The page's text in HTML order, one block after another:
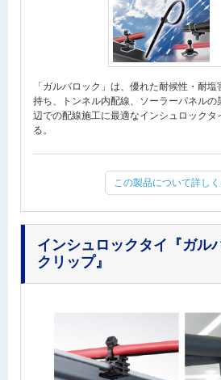
「ガルバロック」は、優れた耐候性・耐
持ち、トンネル内配線、ソーラーパネルの
辺での配線施工に最適なインシュロックタ
る。
この製品について詳し
インシュロックタイ 『ガル
クリップ』